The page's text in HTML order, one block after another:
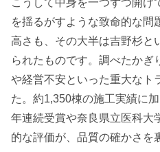
こうして中身を一つずつ開け
を揺るがすような致命的な問
高さも、その大半は吉野杉と
られたものです。調べたかぎ
や経営不安といった重大なト
た。約1,350棟の施工実績に
年連続受賞や奈良県立医科大
的な評価が、品質の確かさを